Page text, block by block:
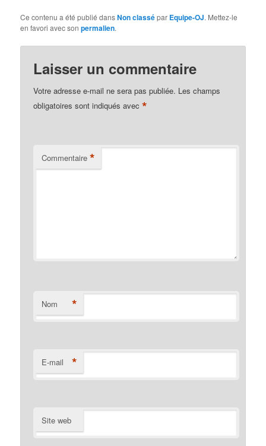
Ce contenu a été publié dansNon classépar Equipe-OJ. Mettez-le
en favori avec sonpermalien.
Laisser un commentaire
Votre adresse e-mail ne sera pas publiée. Les champs
obligatoires sont indiqués avec*
Commentaire *
Nom *
E-mail *
Site web